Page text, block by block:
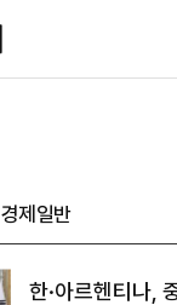
경제일반
한·아르헨티나,